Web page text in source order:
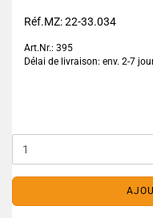
Réf.MZ: 22-33.034
Art.Nr.: 395
Délai de livraison: env. 2-7